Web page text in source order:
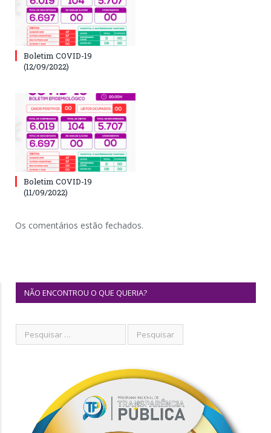
Boletim COVID-19
(12/09/2022)
Boletim COVID-19
(11/09/2022)
Os comentários estão fechados.
NÃO ENCONTROU O QUE QUERIA?